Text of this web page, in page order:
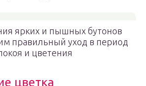
ярких и пышных бутонов
правильный уход в период
и цветения
цветка